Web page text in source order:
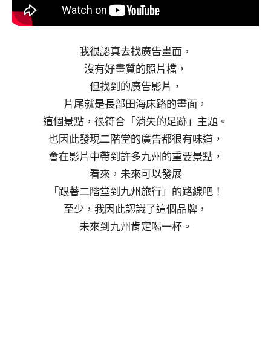
我很認真去找廣告畫面，
沒有好畫質的照片檔，
但找到的廣告影片，
片尾就是長部田海床路的畫面，
這個景點，很符合「消失的足跡」主題。
也因此發現二階堂的廣告都很有味道，
會在影片中帶到許多九州的重要景點，
看來，未來可以發展
「跟著二階堂到九州旅行」的路線吧！
至少，我因此認識了這個品牌，
未來到九州肯定喝一杯。